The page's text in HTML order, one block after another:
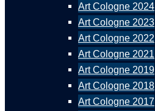
Art Cologne 2024
Art Cologne 2023
Art Cologne 2022
Art Cologne 2021
Art Cologne 2019
Art Cologne 2018
Art Cologne 2017